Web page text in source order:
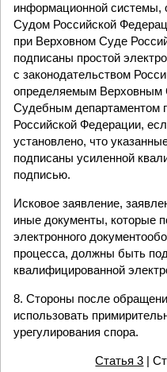
информационной системы,
Судом Российской
при Верховном Суде
подписаны простой
с законодательством
определяемым Верховным
Судебным департаментом
Российской Федерации,
установлено, что
подписаны усиленной
подписью.
Исковое заявление,
иные документы, которые
электронного
процесса, должны быть
квалифицированной
8. Стороны после
использовать
урегулирования спора.
Статья 3 |